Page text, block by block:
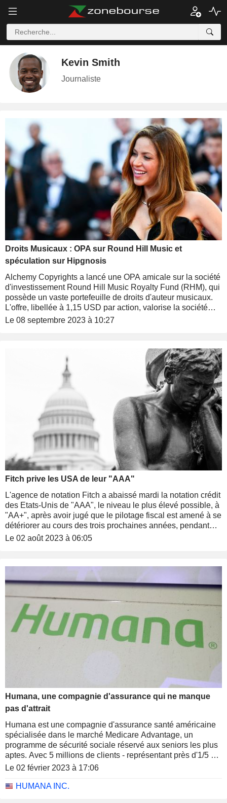
Kevin Smith
Journaliste
Droits Musicaux : OPA sur Round Hill Music et
spéculation sur Hipgnosis
Alchemy Copyrights a lancé une OPA amicale sur la société
d'investissement Round Hill Music Royalty Fund (RHM), qui
possède un vaste portefeuille de droits d'auteur musicaux.
L'offre, libellée à 1,15 USD par action, valorise la société
468,8 millions de dollars, soit une prime de 67% sur le cours
Le 08 septembre 2023 à 10:27
Fitch prive les USA de leur "AAA"
L'agence de notation Fitch a abaissé mardi la notation crédit
des Etats-Unis de "AAA", le niveau le plus élevé possible, à
"AA+", après avoir jugé que le pilotage fiscal est amené à se
détériorer au cours des trois prochaines années, pendant
que le fardeau de la dette publique continue de croître.
Le 02 août 2023 à 06:05
Humana, une compagnie d'assurance qui ne manque
pas d'attrait
Humana est une compagnie d'assurance santé américaine
spécialisée dans le marché Medicare Advantage, un
programme de sécurité sociale réservé aux seniors les plus
aptes. Avec 5 millions de clients - représentant près d'1/5 du
marché Medicare Advantage - le groupe est numéro deux
croissance organique et à des acquisitions, il entend
Le 02 février 2023 à 17:06
HUMANA INC.